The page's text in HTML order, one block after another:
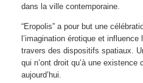
dans la ville contemporaine.
“Eropolis” a pour but une
l’imagination érotique et
travers des dispositifs spatiaux.
qui n’ont droit qu’à une existence
aujourd’hui.